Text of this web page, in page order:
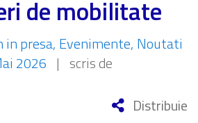
de mobilitate
in presa Evenimente Noutati
2026 | scris de
Distribuie